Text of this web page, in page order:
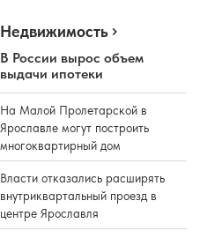
Недвижимость
В России вырос объем
выдачи ипотеки
На Малой Пролетарской в
Ярославле могут построить
многоквартирный дом
Власти отказались расширять
внутриквартальный проезд в
центре Ярославля